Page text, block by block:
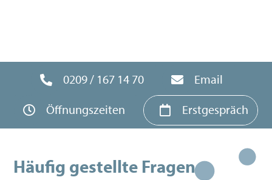
0209 / 167 14 70
Email
Öffnungszeiten
Erstgespräch
Häufig gestellte Fragen